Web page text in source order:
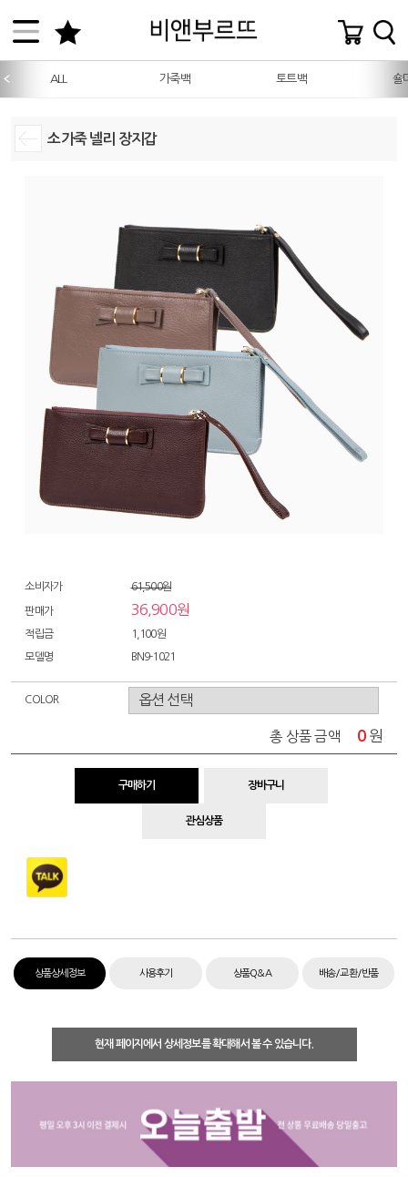
ALL 가죽백 토트백 숄
소가죽 넬리 장지갑
소비자가 61,500원
판매가 36,900원
적립금 1,100원
모델명 BN9-1021
COLOR
총 상품 금액 0 원
구매하기 장바구니
관심상품
상품상세정보 사용후기 상품Q&A 배송/교환/반품
현재 페이지에서 상세정보를 확대해서 볼 수 있습니다.